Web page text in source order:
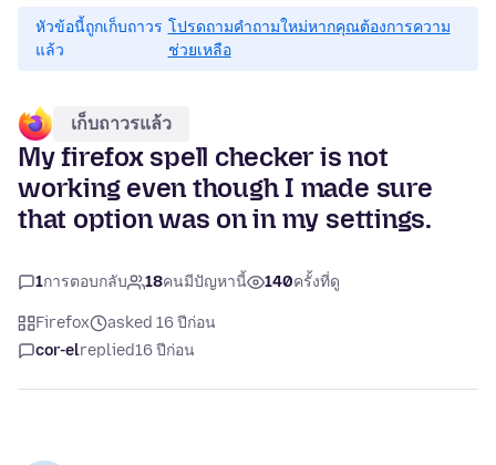
หัวข้อนี้ถูกเก็บถาวร
แล้ว
โปรดถามคำถามใหม่หากคุณต้องการความ
ช่วยเหลือ
เก็บถาวรแล้ว
My firefox spell checker is not
working even though I made sure
that option was on in my settings.
1การตอบกลับ 18คนมีปัญหานี้ 140ครั้งที่ดู
Firefox
asked 16 ปีก่อน
cor-elreplied16 ปีก่อน